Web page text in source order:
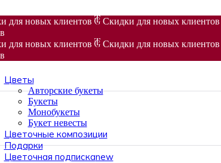
для новых клиентов Скидки для новых клиентов
для новых клиентов Скидки для новых клиентов
Цветы
Авторские букеты
Букеты
Монобукеты
Букет невесты
Цветочные композиции
Подарки
Цветочная подпискаnew